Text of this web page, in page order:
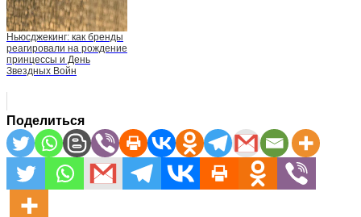
Ньюсджекинг: как бренды
реагировали на рождение
принцессы и День
Звездных Войн
Поделиться